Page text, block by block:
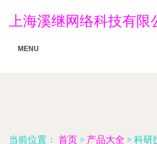
上海溪继网络科技有限
MENU
当前位置： 首页 > 产品大全 > 科研